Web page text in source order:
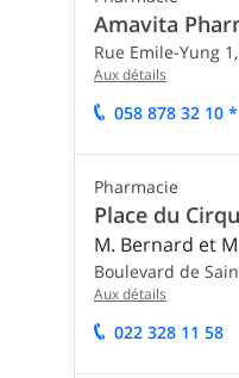
Amavita
Rue Emile-Yung 1,
Aux détails
058 878 32 10 *
Pharmacie
Place du
M. Bernard et
Boulevard de
Aux détails
022 328 11 58